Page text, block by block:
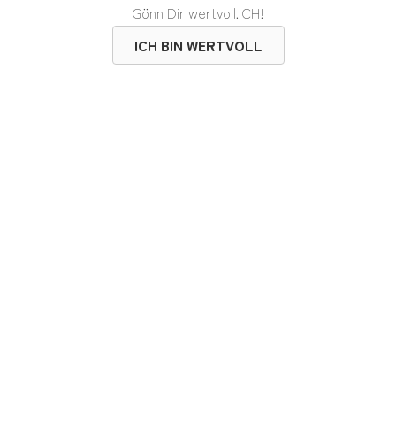
Gönn Dir wertvoll.ICH!
ICH BIN WERTVOLL